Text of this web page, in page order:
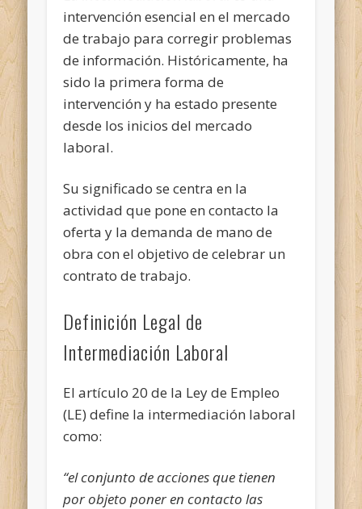
intervención esencial en el mercado
de trabajo para corregir problemas
de información. Históricamente, ha
sido la primera forma de
intervención y ha estado presente
desde los inicios del mercado
laboral.
Su significado se centra en la
actividad que pone en contacto la
oferta y la demanda de mano de
obra con el objetivo de celebrar un
contrato de trabajo.
Definición Legal de
Intermediación Laboral
El artículo 20 de la Ley de Empleo
(LE) define la intermediación laboral
como:
“el conjunto de acciones que tienen
por objeto poner en contacto las